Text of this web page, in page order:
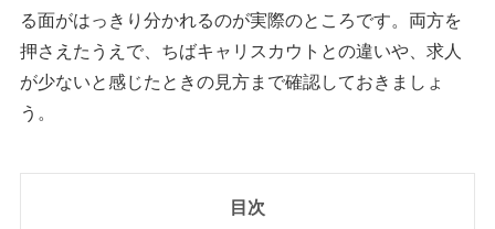
る面がはっきり分かれるのが実際のところです。両方を
押さえたうえで、ちばキャリスカウトとの違いや、求人
が少ないと感じたときの見方まで確認しておきましょ
う。
目次